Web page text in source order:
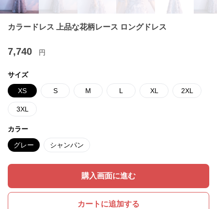
カラードレス 上品な花柄レース ロングドレス
7,740 円
サイズ
XS S M L XL 2XL
3XL
カラー
グレー シャンパン
購入画面に進む
カートに追加する